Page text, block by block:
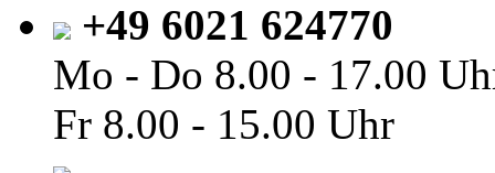
+49 6021 624770
Mo - Do 8.00 - 17.00
Fr 8.00 - 15.00 Uhr